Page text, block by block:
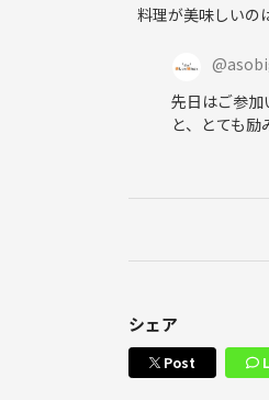
料理が美味しいの
@
先日はご参加
と、とても励
シェア
Post